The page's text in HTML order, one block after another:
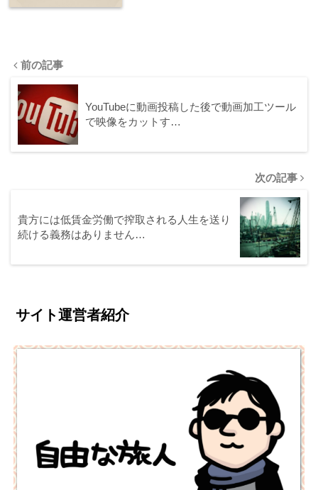
前の記事
YouTubeに動画投稿した後で動画加工ツール
で映像をカットす…
次の記事
貴方には低賃金労働で搾取される人生を送り
続ける義務はありません…
サイト運営者紹介